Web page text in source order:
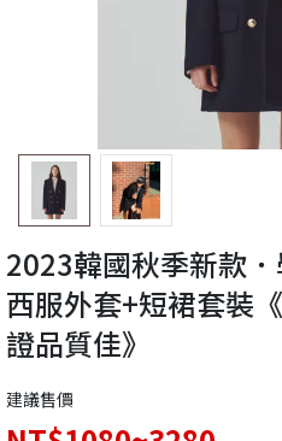
2023韓國秋季新款
西服外套+短裙套裝
證品質佳》
建議售價